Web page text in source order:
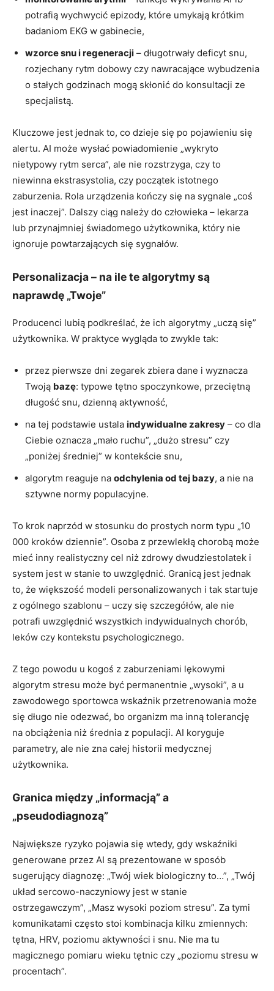
potrafią wychwycić epizody, które umykają krótkim
badaniom EKG w gabinecie,
wzorce snu i regeneracji – długotrwały deficyt snu,
rozjechany rytm dobowy czy nawracające wybudzenia
o stałych godzinach mogą skłonić do konsultacji ze
specjalistą.
Kluczowe jest jednak to, co dzieje się po pojawieniu się
alertu. AI może wysłać powiadomienie „wykryto
nietypowy rytm serca”, ale nie rozstrzyga, czy to
niewinna ekstrasystolia, czy początek istotnego
zaburzenia. Rola urządzenia kończy się na sygnale „coś
jest inaczej”. Dalszy ciąg należy do człowieka – lekarza
lub przynajmniej świadomego użytkownika, który nie
ignoruje powtarzających się sygnałów.
Personalizacja – na ile te algorytmy są
naprawdę „Twoje”
Producenci lubią podkreślać, że ich algorytmy „uczą się”
użytkownika. W praktyce wygląda to zwykle tak:
przez pierwsze dni zegarek zbiera dane i wyznacza
Twoją bazę: typowe tętno spoczynkowe, przeciętną
długość snu, dzienną aktywność,
na tej podstawie ustala indywidualne zakresy – co dla
Ciebie oznacza „mało ruchu”, „dużo stresu” czy
„poniżej średniej” w kontekście snu,
algorytm reaguje na odchylenia od tej bazy, a nie na
sztywne normy populacyjne.
To krok naprzód w stosunku do prostych norm typu „10
000 kroków dziennie”. Osoba z przewlekłą chorobą może
mieć inny realistyczny cel niż zdrowy dwudziestolatek i
system jest w stanie to uwzględnić. Granicą jest jednak
to, że większość modeli personalizowanych i tak startuje
z ogólnego szablonu – uczy się szczegółów, ale nie
potrafi uwzględnić wszystkich indywidualnych chorób,
leków czy kontekstu psychologicznego.
Z tego powodu u kogoś z zaburzeniami lękowymi
algorytm stresu może być permanentnie „wysoki”, a u
zawodowego sportowca wskaźnik przetrenowania może
się długo nie odezwać, bo organizm ma inną tolerancję
na obciążenia niż średnia z populacji. AI koryguje
parametry, ale nie zna całej historii medycznej
użytkownika.
Granica między „informacją” a
„pseudodiagnozą”
Największe ryzyko pojawia się wtedy, gdy wskaźniki
generowane przez AI są prezentowane w sposób
sugerujący diagnozę: „Twój wiek biologiczny to…”, „Twój
układ sercowo-naczyniowy jest w stanie
ostrzegawczym”, „Masz wysoki poziom stresu”. Za tymi
komunikatami często stoi kombinacja kilku zmiennych:
tętna, HRV, poziomu aktywności i snu. Nie ma tu
magicznego pomiaru wieku tętnic czy „poziomu stresu w
procentach”.